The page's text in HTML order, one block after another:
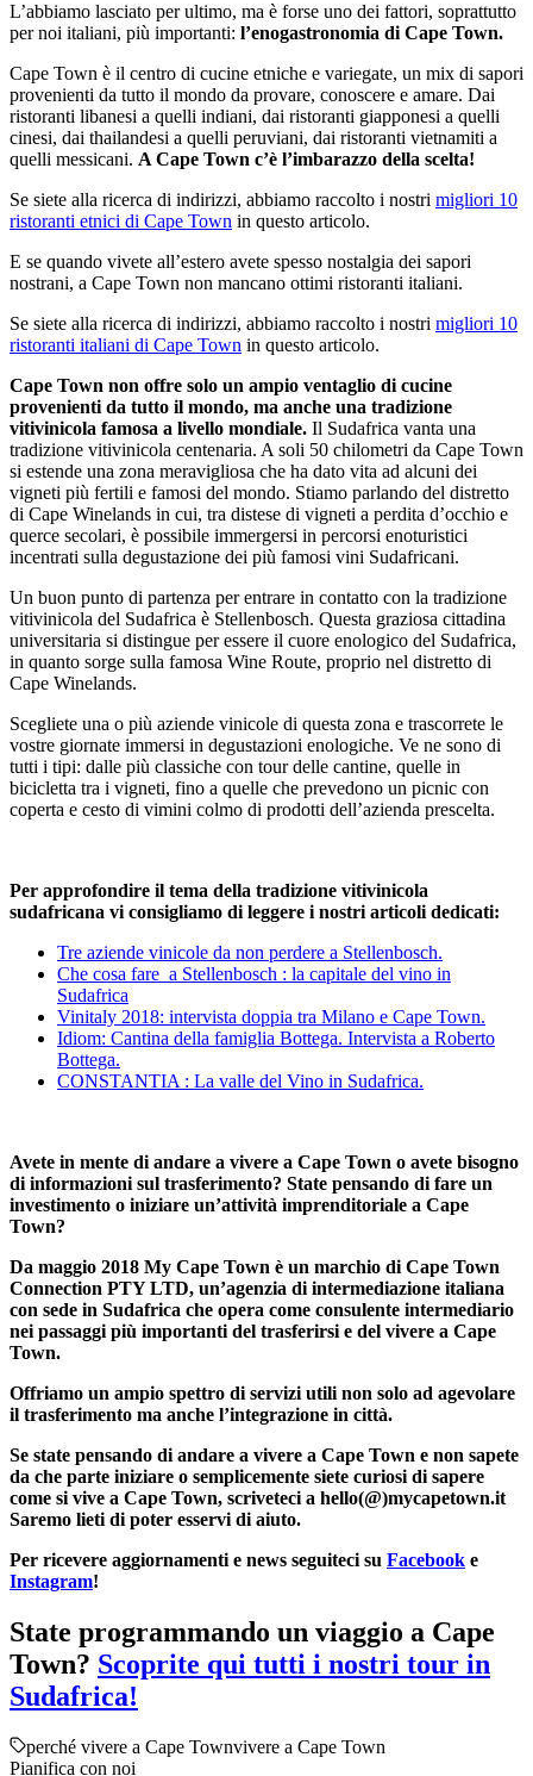
L’abbiamo lasciato per ultimo, ma è forse uno dei fattori, soprattutto
per noi italiani, più importanti: l’enogastronomia di Cape Town.
Cape Town è il centro di cucine etniche e variegate, un mix di sapori
provenienti da tutto il mondo da provare, conoscere e amare. Dai
ristoranti libanesi a quelli indiani, dai ristoranti giapponesi a quelli
cinesi, dai thailandesi a quelli peruviani, dai ristoranti vietnamiti a
quelli messicani. A Cape Town c’è l’imbarazzo della scelta!
Se siete alla ricerca di indirizzi, abbiamo raccolto i nostri migliori 10
ristoranti etnici di Cape Town in questo articolo.
E se quando vivete all’estero avete spesso nostalgia dei sapori
nostrani, a Cape Town non mancano ottimi ristoranti italiani.
Se siete alla ricerca di indirizzi, abbiamo raccolto i nostri migliori 10
ristoranti italiani di Cape Town in questo articolo.
Cape Town non offre solo un ampio ventaglio di cucine
provenienti da tutto il mondo, ma anche una tradizione
vitivinicola famosa a livello mondiale. Il Sudafrica vanta una
tradizione vitivinicola centenaria. A soli 50 chilometri da Cape Town
si estende una zona meravigliosa che ha dato vita ad alcuni dei
vigneti più fertili e famosi del mondo. Stiamo parlando del distretto
di Cape Winelands in cui, tra distese di vigneti a perdita d’occhio e
querce secolari, è possibile immergersi in percorsi enoturistici
incentrati sulla degustazione dei più famosi vini Sudafricani.
Un buon punto di partenza per entrare in contatto con la tradizione
vitivinicola del Sudafrica è Stellenbosch. Questa graziosa cittadina
universitaria si distingue per essere il cuore enologico del Sudafrica,
in quanto sorge sulla famosa Wine Route, proprio nel distretto di
Cape Winelands.
Scegliete una o più aziende vinicole di questa zona e trascorrete le
vostre giornate immersi in degustazioni enologiche. Ve ne sono di
tutti i tipi: dalle più classiche con tour delle cantine, quelle in
bicicletta tra i vigneti, fino a quelle che prevedono un picnic con
coperta e cesto di vimini colmo di prodotti dell’azienda prescelta.
Per approfondire il tema della tradizione vitivinicola
sudafricana vi consigliamo di leggere i nostri articoli dedicati:
Tre aziende vinicole da non perdere a Stellenbosch.
Che cosa fare a Stellenbosch : la capitale del vino in
Sudafrica
Vinitaly 2018: intervista doppia tra Milano e Cape Town.
Idiom: Cantina della famiglia Bottega. Intervista a Roberto
Bottega.
CONSTANTIA : La valle del Vino in Sudafrica.
Avete in mente di andare a vivere a Cape Town o avete bisogno
di informazioni sul trasferimento? State pensando di fare un
investimento o iniziare un’attività imprenditoriale a Cape
Town?
Da maggio 2018 My Cape Town è un marchio di Cape Town
Connection PTY LTD, un’agenzia di intermediazione italiana
con sede in Sudafrica che opera come consulente intermediario
nei passaggi più importanti del trasferirsi e del vivere a Cape
Town.
Offriamo un ampio spettro di servizi utili non solo ad agevolare
il trasferimento ma anche l’integrazione in città.
Se state pensando di andare a vivere a Cape Town e non sapete
da che parte iniziare o semplicemente siete curiosi di sapere
come si vive a Cape Town, scriveteci a hello(@)mycapetown.it
Saremo lieti di poter esservi di aiuto.
Per ricevere aggiornamenti e news seguiteci su Facebook e
Instagram!
State programmando un viaggio a Cape
Town? Scoprite qui tutti i nostri tour in
Sudafrica!
perché vivere a Cape Townvivere a Cape Town
Pianifica con noi